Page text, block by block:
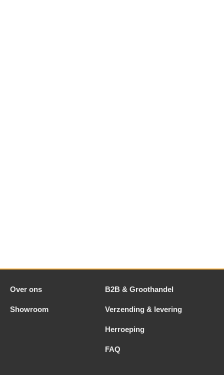
Over ons B2B & Groothandel
Showroom Verzending & levering
Herroeping
FAQ